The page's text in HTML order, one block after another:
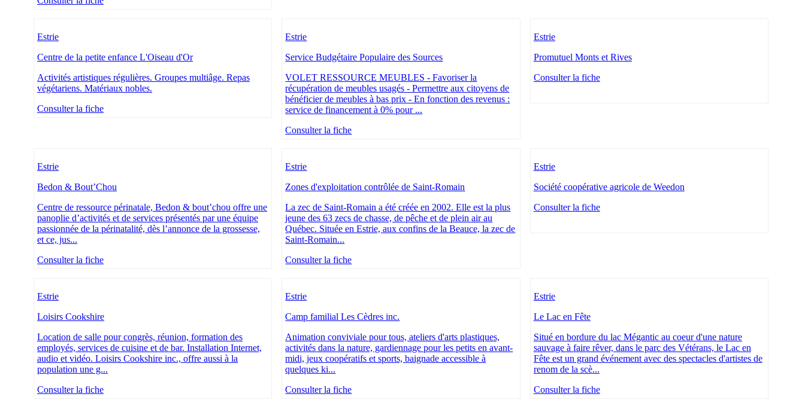
Estrie
Centre de la petite enfance L'Oiseau d'Or
Activités artistiques régulières. Groupes multiâge. Repas
végétariens. Matériaux nobles.
Consulter la fiche
Estrie
Service Budgétaire Populaire des Sources
VOLET RESSOURCE MEUBLES - Favoriser la
récupération de meubles usagés - Permettre aux citoyens de
bénéficier de meubles à bas prix - En fonction des revenus :
service de financement à 0% pour ...
Consulter la fiche
Estrie
Promutuel Monts et Rives
Consulter la fiche
Estrie
Bedon & Bout’Chou
Centre de ressource périnatale, Bedon & bout’chou offre une
panoplie d’activités et de services présentés par une équipe
passionnée de la périnatalité, dès l’annonce de la grossesse,
et ce, jus...
Consulter la fiche
Estrie
Zones d'exploitation contrôlée de Saint-Romain
La zec de Saint-Romain a été créée en 2002. Elle est la plus
jeune des 63 zecs de chasse, de pêche et de plein air au
Québec. Située en Estrie, aux confins de la Beauce, la zec de
Saint-Romain...
Consulter la fiche
Estrie
Société coopérative agricole de Weedon
Consulter la fiche
Estrie
Loisirs Cookshire
Location de salle pour congrès, réunion, formation des
employés, services de cuisine et de bar. Installation Internet,
audio et vidéo. Loisirs Cookshire inc., offre aussi à la
population une g...
Consulter la fiche
Estrie
Camp familial Les Cèdres inc.
Animation conviviale pour tous, ateliers d'arts plastiques,
activités dans la nature, gardiennage pour les petits en avant-
midi, jeux coopératifs et sports, baignade accessible à
quelques ki...
Consulter la fiche
Estrie
Le Lac en Fête
Situé en bordure du lac Mégantic au coeur d'une nature
sauvage à faire rêver, dans le parc des Vétérans, le Lac en
Fête est un grand événement avec des spectacles d'artistes de
renom de la scè...
Consulter la fiche